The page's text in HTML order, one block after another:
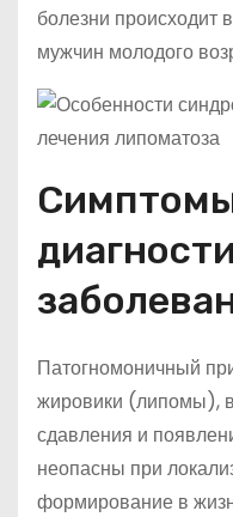
болезни происходит
мужчин молодого
Патогномоничный
жировики (липомы),
сдавления и
неопасны при
формирование в